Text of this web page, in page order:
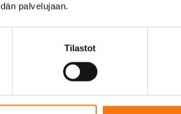
palvelujaan.
Tilastot
paikoillaan.
alueilla.
hyvin kulutusta ja sääolosuhteita.